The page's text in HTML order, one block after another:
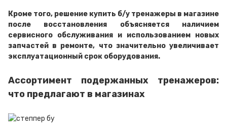
Кроме того, решение купить б/у тренажеры в магазине
после восстановления объясняется наличием
сервисного обслуживания и использованием новых
запчастей в ремонте, что значительно увеличивает
эксплуатационный срок оборудования.
Ассортимент подержанных тренажеров:
что предлагают в магазинах